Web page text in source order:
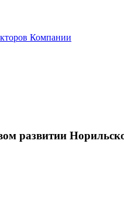
Компании
развитии